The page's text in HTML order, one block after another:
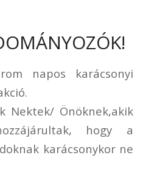
napos karácsonyi
Nektek/ Önöknek,akik
hogy a
karácsonykor ne